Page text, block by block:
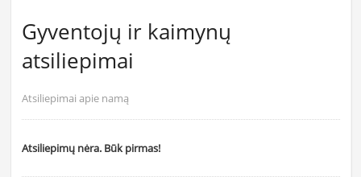
Gyventojų ir kaimynų
atsiliepimai
Atsiliepimai apie namą
Atsiliepimų nėra. Būk pirmas!